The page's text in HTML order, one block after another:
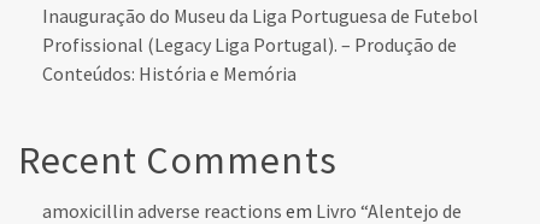
Inauguração do Museu da Liga Portuguesa de Futebol
Profissional (Legacy Liga Portugal). – Produção de
Conteúdos: História e Memória
Recent Comments
amoxicillin adverse reactions em Livro “Alentejo de